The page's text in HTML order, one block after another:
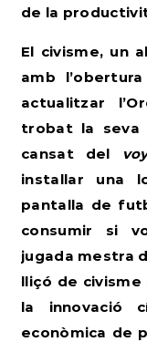
de la
El civisme, un
amb
actualitzar
trobat la seva
cansat del
instal·lar una
pantalla de
consumir si
jugada mestra
lliçó de civisme
la innovació
econòmica de